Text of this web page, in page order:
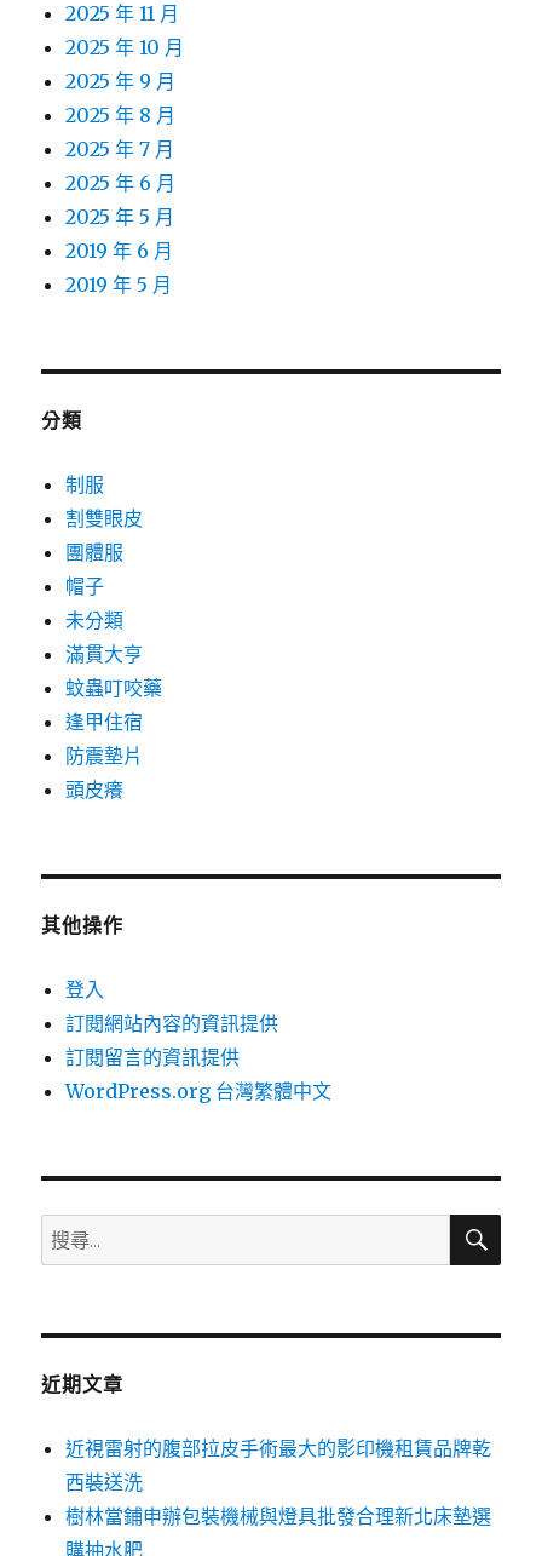
2025 年 11 月
2025 年 10 月
2025 年 9 月
2025 年 8 月
2025 年 7 月
2025 年 6 月
2025 年 5 月
2019 年 6 月
2019 年 5 月
分類
制服
割雙眼皮
團體服
帽子
未分類
滿貫大亨
蚊蟲叮咬藥
逢甲住宿
防震墊片
頭皮癢
其他操作
登入
訂閱網站內容的資訊提供
訂閱留言的資訊提供
WordPress.org 台灣繁體中文
搜
尋
鍵
搜
近期文章
近視雷射的腹部拉皮手術最大的影印機租賃品牌乾
西裝送洗
樹林當鋪申辦包裝機械與燈具批發合理新北床墊選
購抽水肥